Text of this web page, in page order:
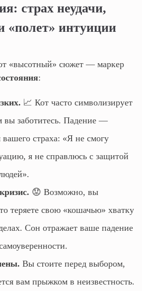
страх неудачи,
«полет» интуиции
«высотный» сюжет — маркер
:
📈 Кот часто символизирует
вы заботитесь. Падение —
вашего страха: «Я не смогу
я не справлюсь с защитой
😟 Возможно, вы
теряете свою «кошачью» хватку
Сон отражает ваше падение
Вы стоите перед выбором,
вам прыжком в неизвестность.